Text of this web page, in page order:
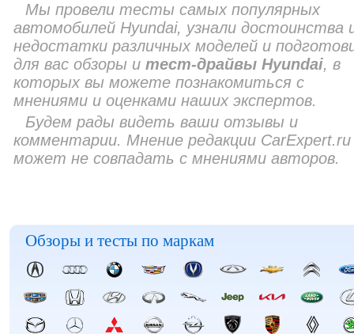
Мы провели тесты самых популярных
автомобилей Hyundai, узнали достоинства
недостатки различных моделей и
для вас обзоры и тест-драйвы Hyundai, в
которых вы можете познакомиться с
мнениями и оценками наших экспертов.
Будем рады видеть ваши отзывы и
комментарии. Мнение редакции CarExpert.ru
может не совпадать с мнениями авторов.
Обзоры и тесты по маркам